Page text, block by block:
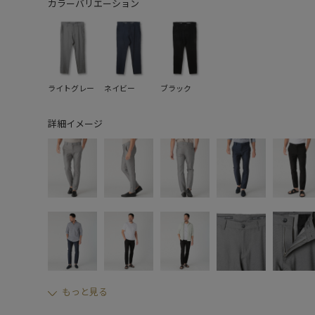
カラーバリエーション
ライトグレー ネイビー ブラック
詳細イメージ
もっと見る